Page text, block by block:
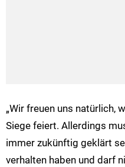
„Wir freuen uns natürlich,
Siege feiert. Allerdings
immer zukünftig geklärt
verhalten haben und darf